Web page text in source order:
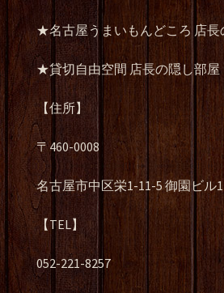
★名古屋うまいもんどころ 店長
★貸切自由空間 店長の隠し部屋
【住所】
〒460-0008
名古屋市中区栄1-11-5 御園ビル
【TEL】
052-221-8257